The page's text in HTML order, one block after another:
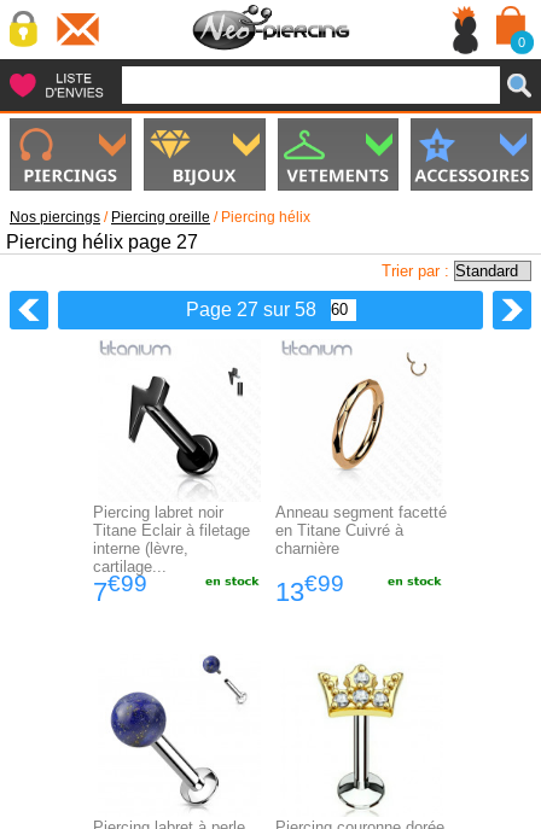
0
Nos piercings / Piercing oreille / Piercing hélix
Piercing hélix page 27
Trier par :
Page 27 sur 58
Piercing labret noir
Titane Eclair à filetage
interne (lèvre,
cartilage...
7€99
Anneau segment facetté
en Titane Cuivré à
charnière
13€99